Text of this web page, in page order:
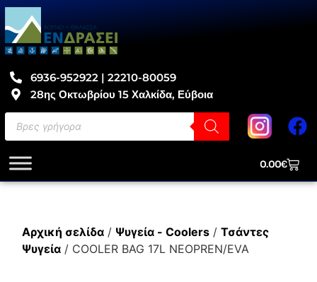
6936-952922 | 22210-80059
28ης Οκτωβρίου 15 Χαλκίδα, Εύβοια
0.00€
Αρχική σελίδα/ Ψυγεία - Coolers/ Τσάντες
Ψυγεία/ COOLER BAG 17L NEOPREN/EVA